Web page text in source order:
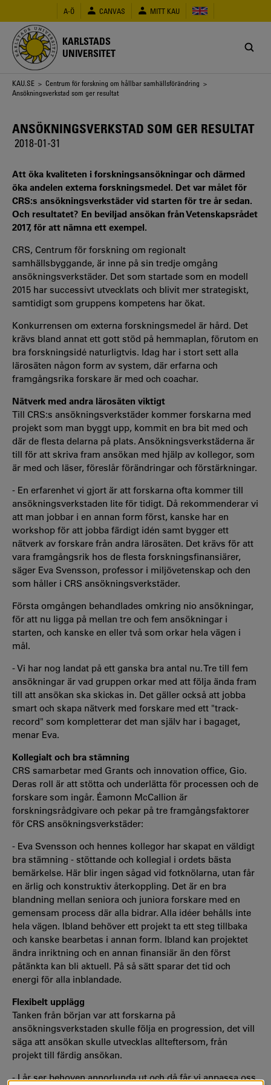
huvudinnehåll
A-Ö CANVAS MITT KAU
KARLSTADS
UNIVERSITET
Länkstig
KAU.SE > Centrum för forskning om hållbar samhällsförändring >
Ansökningsverkstad som ger resultat
ANSÖKNINGSVERKSTAD SOM GER RESULTAT
2018-01-31
Att öka kvaliteten i forskningsansökningar och därmed
öka andelen externa forskningsmedel. Det var målet för
CRS:s ansökningsverkstäder vid starten för tre år sedan.
Och resultatet? En beviljad ansökan från Vetenskapsrådet
2017, för att nämna ett exempel.
CRS, Centrum för forskning om regionalt
samhällsbyggande, är inne på sin tredje omgång
ansökningsverkstäder. Det som startade som en modell
2015 har successivt utvecklats och blivit mer strategiskt,
samtidigt som gruppens kompetens har ökat.
Konkurrensen om externa forskningsmedel är hård. Det
krävs bland annat ett gott stöd på hemmaplan, förutom en
bra forskningsidé naturligtvis. Idag har i stort sett alla
lärosäten någon form av system, där erfarna och
framgångsrika forskare är med och coachar.
Nätverk med andra lärosäten viktigt
Till CRS:s ansökningsverkstäder kommer forskarna med
projekt som man byggt upp, kommit en bra bit med och
där de flesta delarna på plats. Ansökningsverkstäderna är
till för att skriva fram ansökan med hjälp av kollegor, som
är med och läser, föreslår förändringar och förstärkningar.
- En erfarenhet vi gjort är att forskarna ofta kommer till
ansökningsverkstaden lite för tidigt. Då rekommenderar vi
att man jobbar i en annan form först, kanske har en
workshop för att jobba färdigt idén samt bygger ett
nätverk av forskare från andra lärosäten. Det krävs för att
vara framgångsrik hos de flesta forskningsfinansiärer,
säger Eva Svensson, professor i miljövetenskap och den
som håller i CRS ansökningsverkstäder.
Första omgången behandlades omkring nio ansökningar,
för att nu ligga på mellan tre och fem ansökningar i
starten, och kanske en eller två som orkar hela vägen i
mål.
- Vi har nog landat på ett ganska bra antal nu. Tre till fem
ansökningar är vad gruppen orkar med att följa ända fram
till att ansökan ska skickas in. Det gäller också att jobba
smart och skapa nätverk med forskare med ett "track-
record" som kompletterar det man själv har i bagaget,
menar Eva.
Kollegialt och bra stämning
CRS samarbetar med Grants och innovation office, Gio.
Deras roll är att stötta och underlätta för processen och de
forskare som ingår. Éamonn McCallion är
forskningsrådgivare och pekar på tre framgångsfaktorer
för CRS ansökningsverkstäder:
- Eva Svensson och hennes kollegor har skapat en väldigt
bra stämning - stöttande och kollegial i ordets bästa
bemärkelse. Här blir ingen sågad vid fotknölarna, utan får
en ärlig och konstruktiv återkoppling. Det är en bra
blandning mellan seniora och juniora forskare med en
gemensam process där alla bidrar. Alla idéer behålls inte
hela vägen. Ibland behöver ett projekt ta ett steg tillbaka
och kanske bearbetas i annan form. Ibland kan projektet
ändra inriktning och en annan finansiär än den först
påtänkta kan bli aktuell. På så sätt sparar det tid och
energi för alla inblandade.
Flexibelt upplägg
Tanken från början var att forskarna på
ansökningsverkstaden skulle följa en progression, det vill
säga att ansökan skulle utvecklas allteftersom, från
projekt till färdig ansökan.
- I år ser behoven annorlunda ut och då får vi anpassa oss.